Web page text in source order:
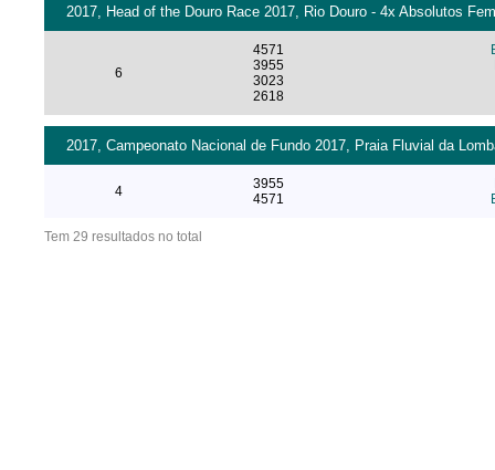
2017, Head of the Douro Race 2017, Rio Douro - 4x Absolutos
6
4571
3955
3023
2618
2017, Campeonato Nacional de Fundo 2017, Praia Fluvial da
4
3955
4571
Tem 29 resultados no total